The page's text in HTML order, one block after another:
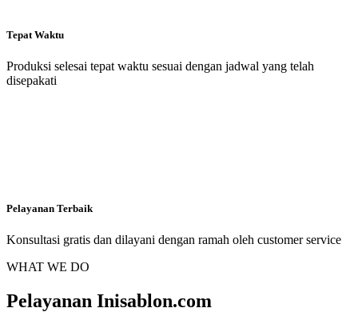
Tepat Waktu
Produksi selesai tepat waktu sesuai dengan jadwal yang telah
disepakati
Pelayanan Terbaik
Konsultasi gratis dan dilayani dengan ramah oleh customer service
WHAT WE DO
Pelayanan Inisablon.com